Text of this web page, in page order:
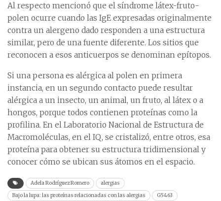
Al respecto mencionó que el síndrome látex-fruto-
polen ocurre cuando las IgE expresadas originalmente
contra un alergeno dado responden a una estructura
similar, pero de una fuente diferente. Los sitios que
reconocen a esos anticuerpos se denominan epítopos.
Si una persona es alérgica al polen en primera
instancia, en un segundo contacto puede resultar
alérgica a un insecto, un animal, un fruto, al látex o a
hongos, porque todos contienen proteínas como la
profilina. En el Laboratorio Nacional de Estructura de
Macromoléculas, en el IQ, se cristalizó, entre otros, esa
proteína para obtener su estructura tridimensional y
conocer cómo se ubican sus átomos en el espacio.
Adela Rodríguez Romero
alergias
Bajo la lupa: las proteínas relacionadas con las alergias
G5463